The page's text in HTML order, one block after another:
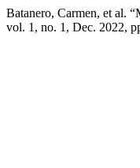
Batanero, Carmen, et al.
vol. 1, no. 1, Dec. 2022,